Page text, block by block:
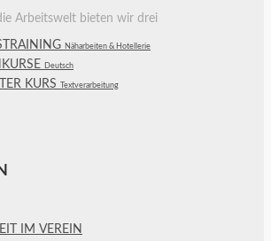
Arbeitswelt bieten wir drei
Näharbeiten & Hotellerie
Deutsch
KURS Textverarbeitung
IM VEREIN